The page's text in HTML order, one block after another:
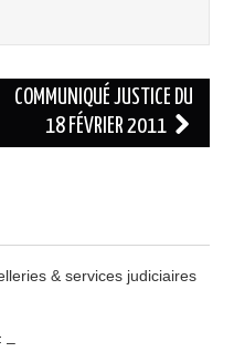
COMMUNIQUÉ JUSTICE DU
18 FÉVRIER 2011
& services judiciaires
–